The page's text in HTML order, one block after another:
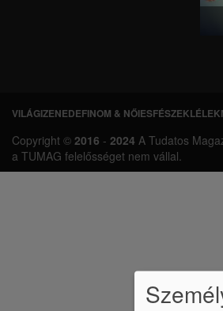
L
á
VILÁGIZENEDEFINOM & NŐIESFÉSZEK
Copyright © 2016 - 2024 A Tudatos
a TUMAG felelősséget nem vállal.